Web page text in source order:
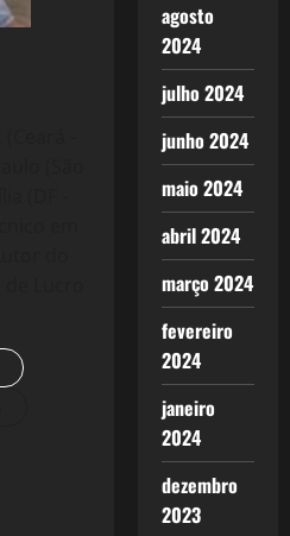
agosto
2024
julho 2024
junho 2024
maio 2024
abril 2024
março 2024
fevereiro
2024
janeiro
2024
dezembro
2023